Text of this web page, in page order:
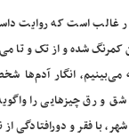
غالب است که روایت
شده و از تک و تا
می‌بینیم، انگار آدم‌ها
شق و رق چیزهایی را
با فقر و دورافتادگی